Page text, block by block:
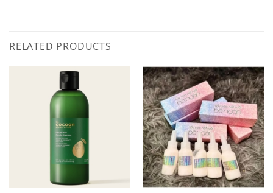
RELATED PRODUCTS